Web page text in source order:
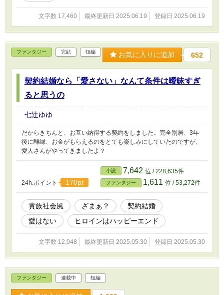
文字数 17,460 最終更新日 2025.06.19 登録日 2025.06.19
ファンタジー 完結 短編 お気に入りに追加 652
契約結婚なら「愛さない」なんて条件は曖昧すぎ
ると思うの
七辻ゆゆ
だからきちんと、お互い納得する契約をしました。完全別居、3年
後に離縁、お金がもらえるのをとても楽しみにしていたのですが、
愛人さんがやってきましたよ？
24h.ポイント 170pt
小説 7,642 位 / 228,635件
ファンタジー 1,611 位 / 53,272件
貴族社会風 ざまぁ？
契約結婚
愛はない
ヒロインはハッピーエンド
文字数 12,048 最終更新日 2025.05.30 登録日 2025.05.30
ファンタジー 連載中 短編